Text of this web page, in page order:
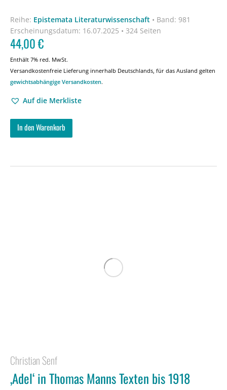
Reihe: Epistemata Literaturwissenschaft • Band: 981
Erscheinungsdatum: 16.07.2025 • 324 Seiten
44,00€
Enthält 7% red. MwSt.
Versandkostenfreie Lieferung innerhalb Deutschlands, für das Ausland gelten
gewichtsabhängige Versandkosten.
Auf die Merkliste
In den Warenkorb
Christian Senf
‚Adel‘ in Thomas Manns Texten bis 1918